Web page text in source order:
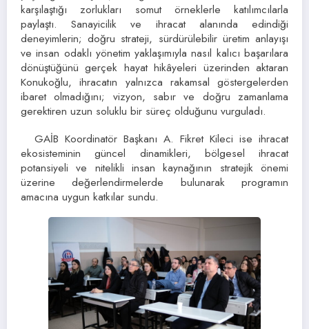
karşılaştığı zorlukları somut örneklerle katılımcılarla
paylaştı. Sanayicilik ve ihracat alanında edindiği
deneyimlerin; doğru strateji, sürdürülebilir üretim anlayışı
ve insan odaklı yönetim yaklaşımıyla nasıl kalıcı başarılara
dönüştüğünü gerçek hayat hikâyeleri üzerinden aktaran
Konukoğlu, ihracatın yalnızca rakamsal göstergelerden
ibaret olmadığını; vizyon, sabır ve doğru zamanlama
gerektiren uzun soluklu bir süreç olduğunu vurguladı.
GAİB Koordinatör Başkanı A. Fikret Kileci ise ihracat
ekosisteminin güncel dinamikleri, bölgesel ihracat
potansiyeli ve nitelikli insan kaynağının stratejik önemi
üzerine değerlendirmelerde bulunarak programın
amacına uygun katkılar sundu.